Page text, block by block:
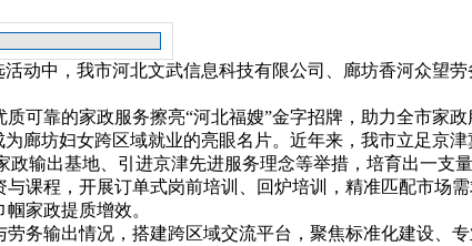
动中，我市河北文武信息科技有限公司、廊坊香河众望
可靠的家政服务擦亮“河北福嫂”金字招牌，助力全市家政
廊坊妇女跨区域就业的亮眼名片。近年来，我市立足京
输出基地、引进京津先进服务理念等举措，培育出一支
课程，开展订单式岗前培训、回炉培训，精准匹配市场
家政提质增效。
务输出情况，搭建跨区域交流平台，聚焦标准化建设、